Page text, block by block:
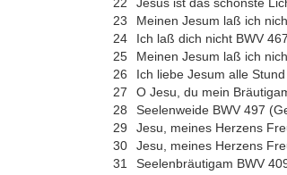
22
Jesus ist das schönste
23
Meinen Jesum laß ich
24
Ich laß dich nicht BWV
25
Meinen Jesum laß ich
26
Ich liebe Jesum alle
27
O Jesu, du mein
28
Seelenweide BWV 497
29
Jesu, meines Herzens
30
Jesu, meines Herzens
31
Seelenbräutigam BWV